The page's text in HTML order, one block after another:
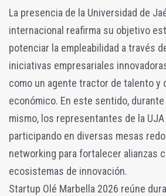
La presencia de la Universidad de
internacional reafirma su objetivo
potenciar la empleabilidad a través
iniciativas empresariales
como un agente tractor de talento y
económico. En este sentido,
mismo, los representantes de la
participando en diversas mesas
networking para fortalecer alianzas
ecosistemas de innovación.
Startup Olé Marbella 2026 reúne